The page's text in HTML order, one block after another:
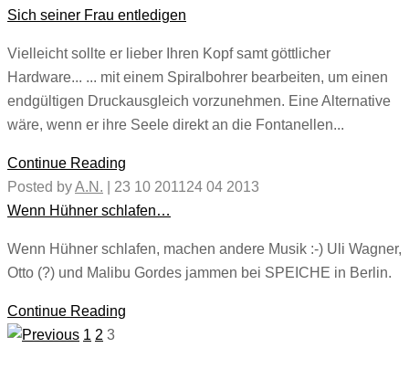
Sich seiner Frau entledigen
Vielleicht sollte er lieber Ihren Kopf samt göttlicher
Hardware... ... mit einem Spiralbohrer bearbeiten, um einen
endgültigen Druckausgleich vorzunehmen. Eine Alternative
wäre, wenn er ihre Seele direkt an die Fontanellen...
Continue Reading
Posted byA.N. 23 10 201124 04 2013
Wenn Hühner schlafen…
Wenn Hühner schlafen, machen andere Musik :-) Uli Wagner,
Otto (?) und Malibu Gordes jammen bei SPEICHE in Berlin.
Continue Reading
1 2 3